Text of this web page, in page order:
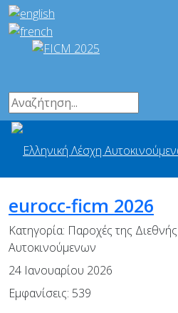
eurocc-ficm 2026
Κατηγορία: Παροχές της
Αυτοκινούμενων
24 Ιανουαρίου 2026
Εμφανίσεις: 539